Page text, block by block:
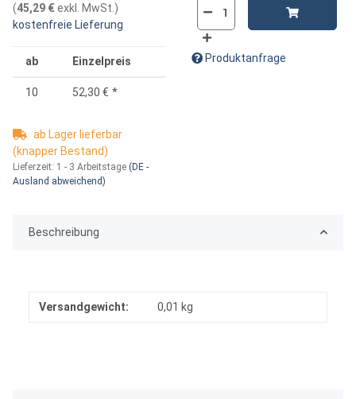
(45,29 €exkl. MwSt. )
kostenfreie Lieferung
ab Einzelpreis
10 52,30 € *
ab Lager lieferbar
(knapper Bestand)
Lieferzeit: 1 - 3 Arbeitstage (DE -
Ausland abweichend)
Produktanfrage
Beschreibung
Versandgewicht: 0,01 kg